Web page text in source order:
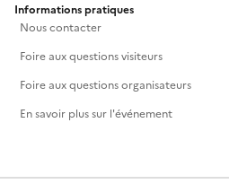
Informations pratiques
Nous contacter
Foire aux questions visiteurs
Foire aux questions organisateurs
En savoir plus sur l'événement